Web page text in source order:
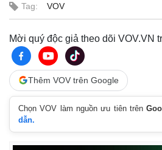
Tag: VOV
Mời quý độc giả theo dõi VOV.VN
Thêm VOV trên Google
Chọn VOV làm nguồn ưu tiên trên
dẫn.